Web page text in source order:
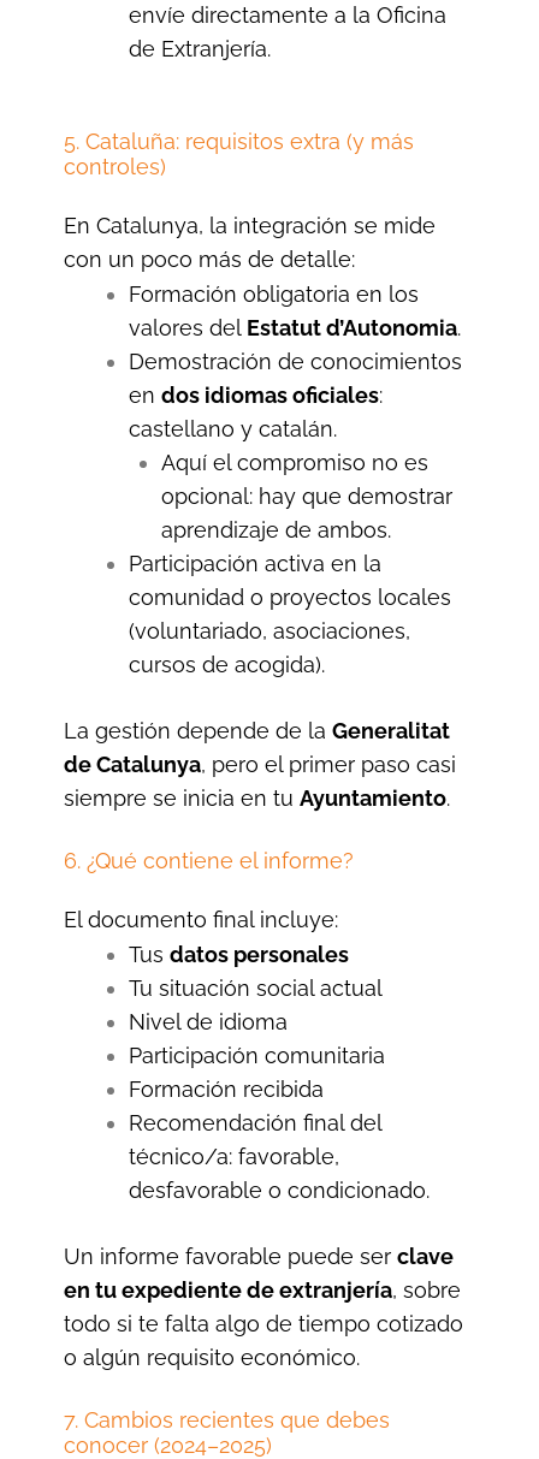
envíe directamente a la Oficina
de Extranjería.
5. Cataluña: requisitos extra (y más
controles)
En Catalunya, la integración se mide
con un poco más de detalle:
Formación obligatoria en los
valores del Estatut d’Autonomia.
Demostración de conocimientos
en dos idiomas oficiales:
castellano y catalán.
Aquí el compromiso no es
opcional: hay que demostrar
aprendizaje de ambos.
Participación activa en la
comunidad o proyectos locales
(voluntariado, asociaciones,
cursos de acogida).
La gestión depende de la Generalitat
de Catalunya, pero el primer paso casi
siempre se inicia en tu Ayuntamiento.
6. ¿Qué contiene el informe?
El documento final incluye:
Tus datos personales
Tu situación social actual
Nivel de idioma
Participación comunitaria
Formación recibida
Recomendación final del
técnico/a: favorable,
desfavorable o condicionado.
Un informe favorable puede ser clave
en tu expediente de extranjería, sobre
todo si te falta algo de tiempo cotizado
o algún requisito económico.
7. Cambios recientes que debes
conocer (2024–2025)